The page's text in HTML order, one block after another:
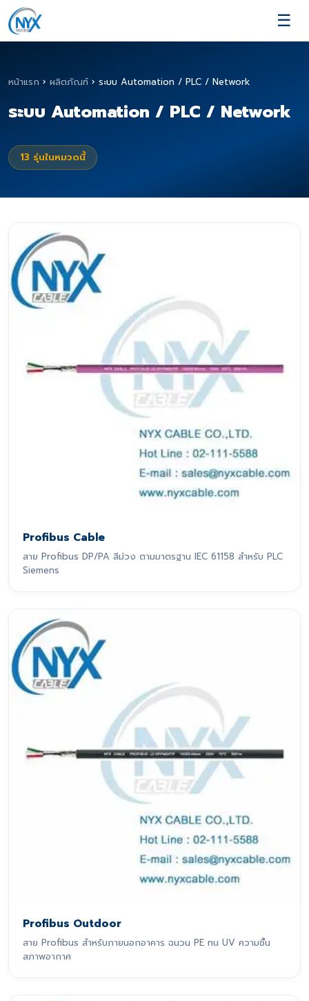
☰
หน้าแรก › ผลิตภัณฑ์ › ระบบ Automation / PLC / Network
ระบบ Automation / PLC / Network
13 รุ่นในหมวดนี้
Profibus Cable
สาย Profibus DP/PA สีม่วง ตามมาตรฐาน IEC 61158 สำหรับ PLC
Siemens
Profibus Outdoor
สาย Profibus สำหรับภายนอกอาคาร ฉนวน PE ทน UV ความชื้น
สภาพอากาศ